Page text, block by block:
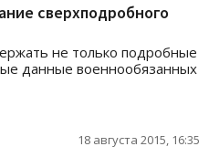
сверхподробного
не только подробные
данные военнообязанных
18 августа 2015, 16:35